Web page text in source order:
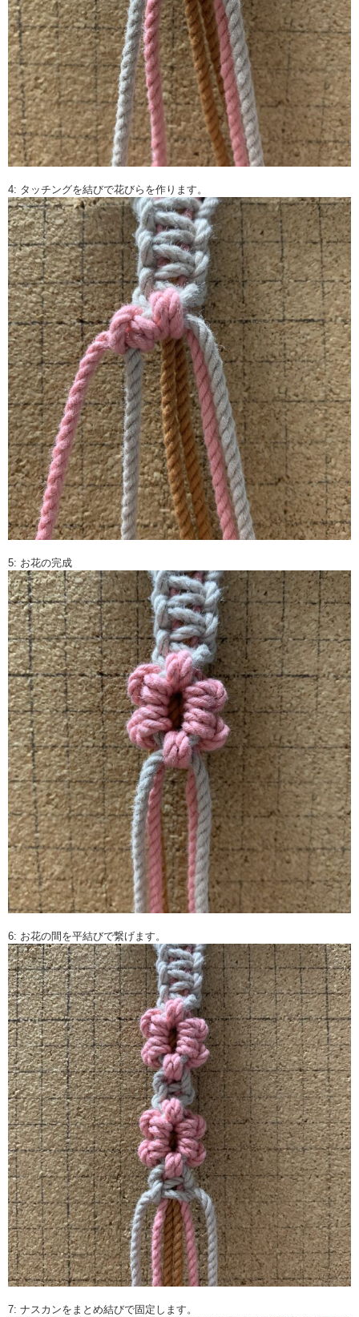
4: タッチングを結びで花びらを作ります。
5: お花の完成
6: お花の間を平結びで繋げます。
7: ナスカンをまとめ結びで固定します。